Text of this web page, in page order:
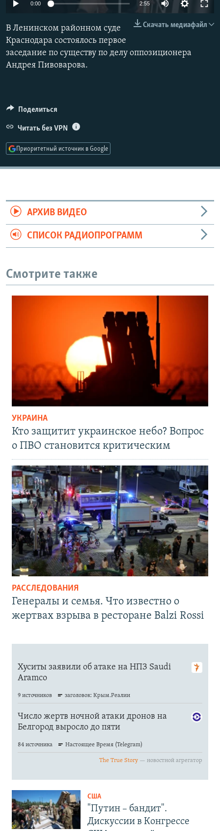
РАСПИСАНИЕ ВЕЩАНИЯ
ПОДПИШИТЕСЬ НА РАССЫЛКУ
СОЦИАЛЬНЫЕ СЕТИ
240p 360p
0:00 2:55
480p
Скачать медиафайл
В Ленинском районном суде
Краснодара состоялось первое
заседание по существу по делу оппозиционера
Андрея Пивоварова.
Поделиться
Читать без VPN
Приоритетный источник в Google
АРХИВ ВИДЕО
СПИСОК РАДИОПРОГРАММ
Смотрите также
УКРАИНА
Кто защитит украинское небо? Вопрос
о ПВО становится критическим
РАССЛЕДОВАНИЯ
Генералы и семья. Что известно о
жертвах взрыва в ресторане Balzi Rossi
США
"Путин – бандит".
Дискуссии в Конгрессе